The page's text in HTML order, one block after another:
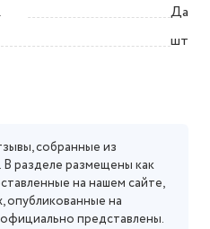
Да
шт
собранные из
В разделе размещены как
на нашем сайте,
опубликованные на
представлены.